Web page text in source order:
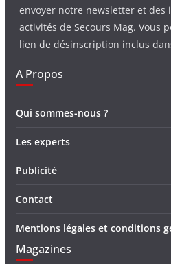
envoyer notre newsletter et des
activités de Secours Mag. Vous
lien de désinscription inclus
A Propos
Qui sommes-nous ?
Les experts
Publicité
Contact
Mentions légales et conditions
Magazines